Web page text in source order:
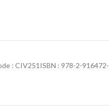
: CIV251ISBN : 978-2-